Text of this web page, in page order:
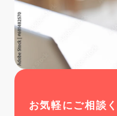
お気軽にご相談